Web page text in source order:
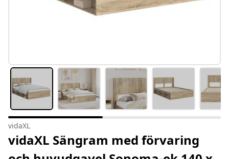
vidaXL
vidaXL Sängram med förvaring